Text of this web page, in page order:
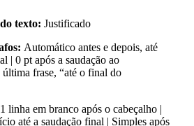
texto: Justificado
Automático antes e depois, até
| 0 pt após a saudação ao
frase, “até o final do
1 linha em branco após o cabeçalho |
até a saudação final | Simples após